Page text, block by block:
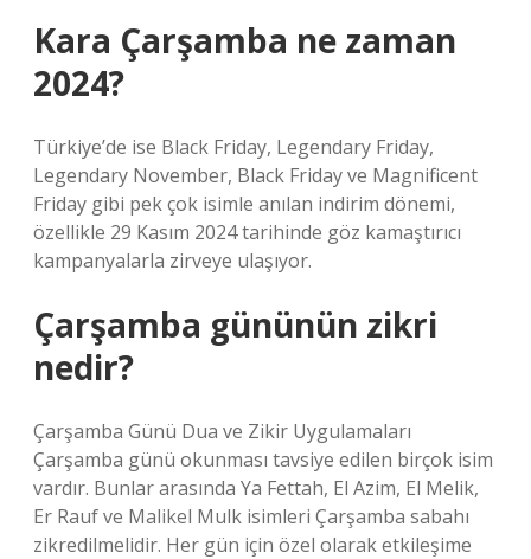
Kara Çarşamba ne zaman
2024?
Türkiye’de ise Black Friday, Legendary Friday,
Legendary November, Black Friday ve Magnificent
Friday gibi pek çok isimle anılan indirim dönemi,
özellikle 29 Kasım 2024 tarihinde göz kamaştırıcı
kampanyalarla zirveye ulaşıyor.
Çarşamba gününün zikri
nedir?
Çarşamba Günü Dua ve Zikir Uygulamaları
Çarşamba günü okunması tavsiye edilen birçok isim
vardır. Bunlar arasında Ya Fettah, El Azim, El Melik,
Er Rauf ve Malikel Mulk isimleri Çarşamba sabahı
zikredilmelidir. Her gün için özel olarak etkileşime